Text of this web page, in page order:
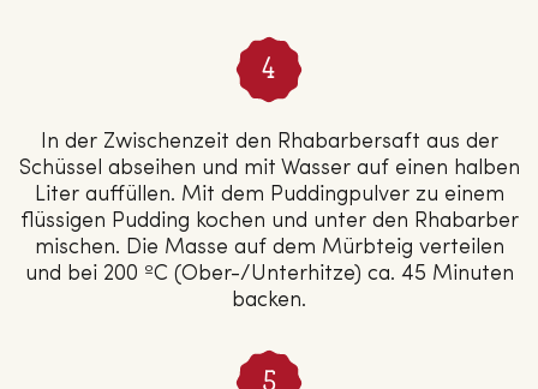
In der Zwischenzeit den Rhabarbersaft aus der
Schüssel abseihen und mit Wasser auf einen halben
Liter auffüllen. Mit dem Puddingpulver zu einem
flüssigen Pudding kochen und unter den Rhabarber
mischen. Die Masse auf dem Mürbteig verteilen
und bei 200 ºC (Ober-/Unterhitze) ca. 45 Minuten
backen.